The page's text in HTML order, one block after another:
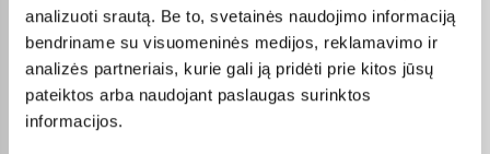
analizuoti srautą. Be to, svetainės naudojimo informaciją
bendriname su visuomeninės medijos, reklamavimo ir
analizės partneriais, kurie gali ją pridėti prie kitos jūsų
pateiktos arba naudojant paslaugas surinktos
informacijos.
Danutė G.
Patvirtintas pirkėjas
Puiki dovana darbui ir pramogai 🙂 Ačiū